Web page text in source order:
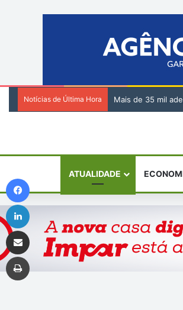
Notícias de Última Hora Tribunal da
ATUALIDADE
Linkedin
Imprimir